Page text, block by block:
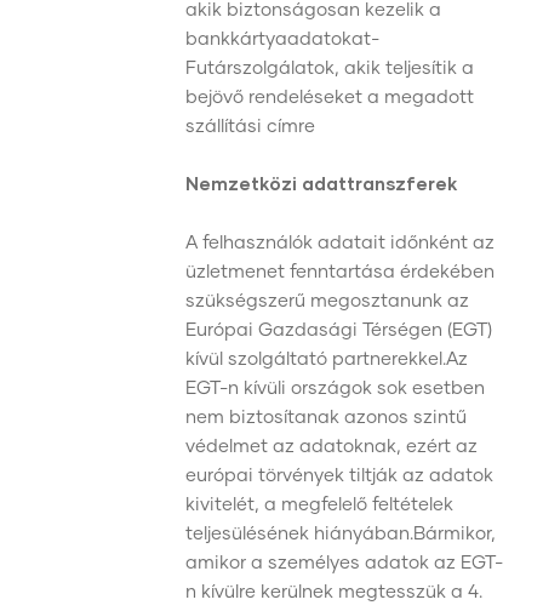
akik biztonságosan kezelik a
bankkártyaadatokat-
Futárszolgálatok, akik teljesítik a
bejövő rendeléseket a megadott
szállítási címre
Nemzetközi adattranszferek
A felhasználók adatait időnként az
üzletmenet fenntartása érdekében
szükségszerű megosztanunk az
Európai Gazdasági Térségen (EGT)
kívül szolgáltató partnerekkel.Az
EGT-n kívüli országok sok esetben
nem biztosítanak azonos szintű
védelmet az adatoknak, ezért az
európai törvények tiltják az adatok
kivitelét, a megfelelő feltételek
teljesülésének hiányában.Bármikor,
amikor a személyes adatok az EGT-
n kívülre kerülnek megtesszük a 4.